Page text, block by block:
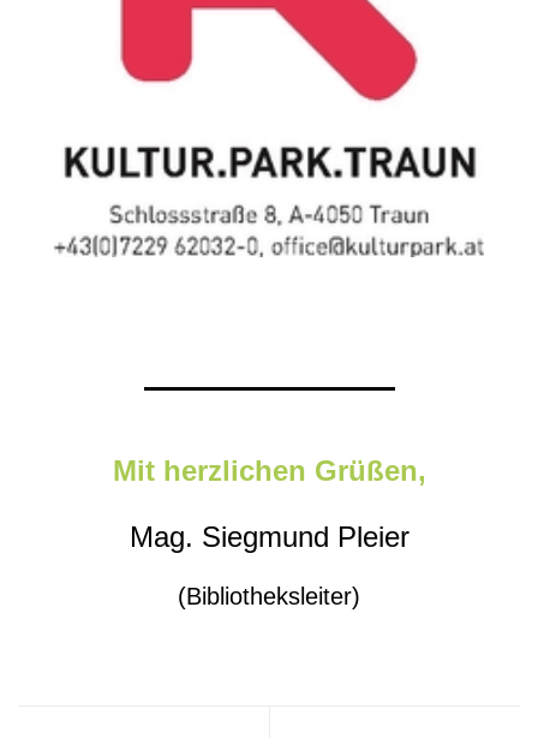
Mit herzlichen Grüßen,
Mag. Siegmund Pleier
(Bibliotheksleiter)